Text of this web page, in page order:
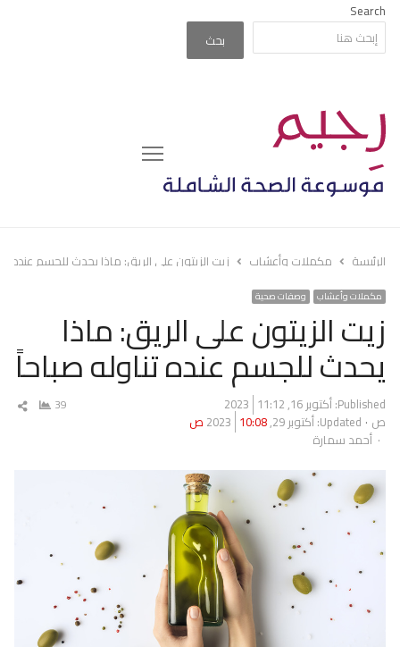
Search
بحث
Menu
الرئيسة مكملات وأعشاب زيت الزيتون على الريق: ماذا يحدث للجسم عنده
مكملات وأعشاب وصفات صحية
زيت الزيتون على الريق: ماذا
يحدث للجسم عنده تناوله صباحاً
Published: أكتوبر 16, 2023
11:12
ص Updated: أكتوبر 29, 2023 10:08 ص
Author
أحمد سمارة
39